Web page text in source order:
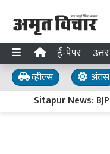
ई-पेपर
व्हील्स अंतस
Sitapur News: BJP